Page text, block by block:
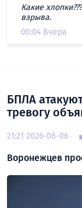
Какие
взрыва.
00:04 Вчера
БПЛА
тревогу
21:21 2026-08-06
Воронежцев